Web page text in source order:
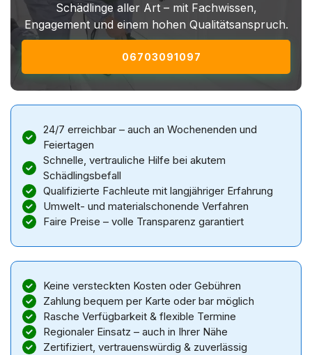
Schädlinge aller Art – mit Fachwissen,
Engagement und einem hohen Qualitätsanspruch.
06703091097
24/7 erreichbar – auch an Wochenenden und
Feiertagen
Schnelle, vertrauliche Hilfe bei akutem
Schädlingsbefall
Qualifizierte Fachleute mit langjähriger Erfahrung
Umwelt- und materialschonende Verfahren
Faire Preise – volle Transparenz garantiert
Keine versteckten Kosten oder Gebühren
Zahlung bequem per Karte oder bar möglich
Rasche Verfügbarkeit & flexible Termine
Regionaler Einsatz – auch in Ihrer Nähe
Zertifiziert, vertrauenswürdig & zuverlässig